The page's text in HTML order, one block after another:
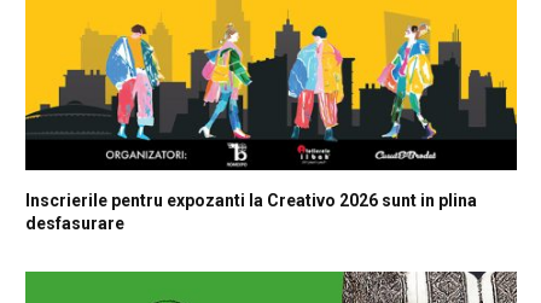
Inscrierile pentru expozanti la Creativo 2026 sunt in plina
desfasurare